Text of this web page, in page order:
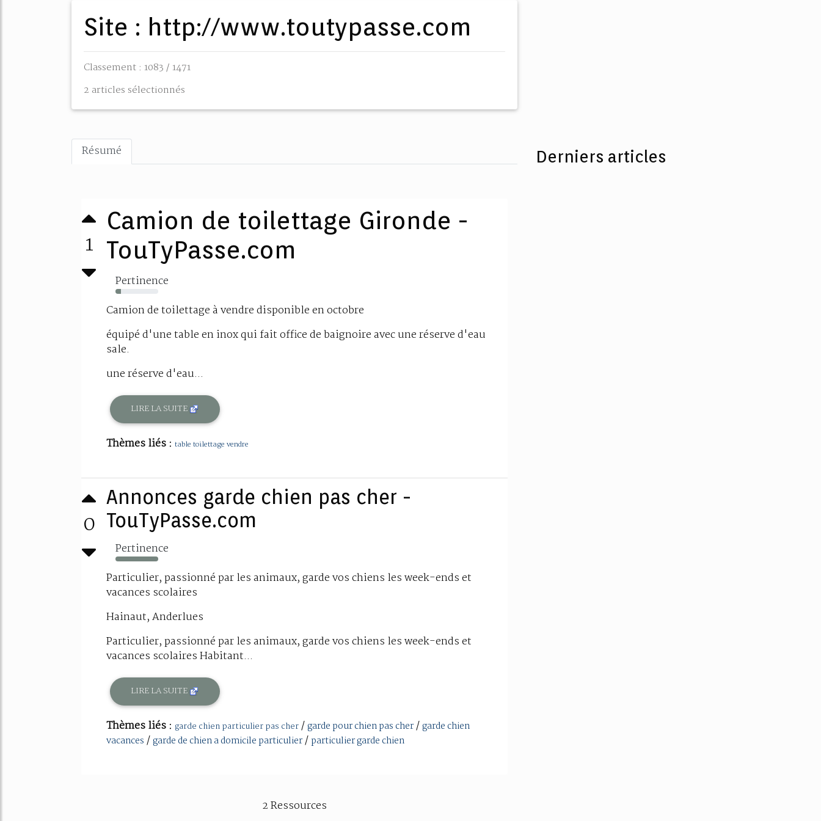
Site : http://www.toutypasse.com
Classement : 1083 / 1471
2 articles sélectionnés
Résumé
1
Camion de toilettage Gironde -
TouTyPasse.com
Pertinence
13%
Camion de toilettage à vendre disponible en octobre
équipé d'une table en inox qui fait office de baignoire avec une réserve d'eau
sale.
une réserve d'eau...
LIRE LA SUITE
Thèmes liés : table toilettage vendre
0
Annonces garde chien pas cher -
TouTyPasse.com
Pertinence
982%
Particulier, passionné par les animaux, garde vos chiens les week-ends et
vacances scolaires
Hainaut, Anderlues
Particulier, passionné par les animaux, garde vos chiens les week-ends et
vacances scolaires Habitant...
LIRE LA SUITE
Thèmes liés : garde chien particulier pas cher/ garde pour chien pas cher/ garde chien
vacances / garde de chien a domicile particulier/ particulier garde chien
2 Ressources
Derniers articles